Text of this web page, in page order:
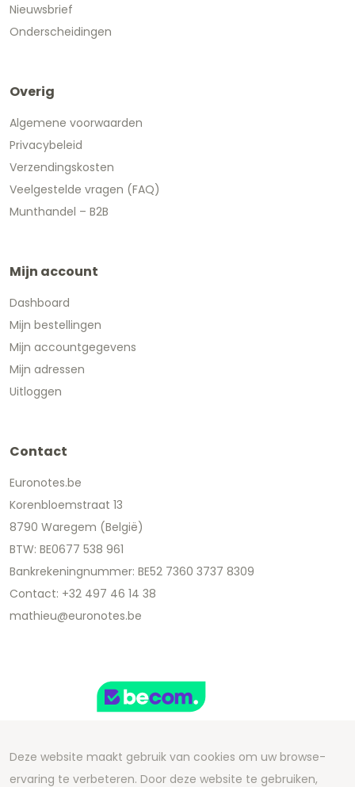
Nieuwsbrief
Onderscheidingen
Overig
Algemene voorwaarden
Privacybeleid
Verzendingskosten
Veelgestelde vragen (FAQ)
Munthandel – B2B
Mijn account
Dashboard
Mijn bestellingen
Mijn accountgegevens
Mijn adressen
Uitloggen
Contact
Euronotes.be
Korenbloemstraat 13
8790 Waregem (België)
BTW: BE0677 538 961
Bankrekeningnummer: BE52 7360 3737 8309
Contact: +32 497 46 14 38
mathieu@euronotes.be
Copyright 2026 We Can Do Better Online BV
Deze website maakt gebruik van cookies om uw browse-
ervaring te verbeteren. Door deze website te gebruiken,